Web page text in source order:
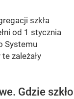
szkła
od 1 stycznia
Systemu
zależały
Gdzie szkło